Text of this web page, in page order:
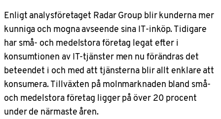
Enligt analysföretaget Radar Group blir kunderna mer
kunniga och mogna avseende sina IT-inköp. Tidigare
har små- och medelstora företag legat efter i
konsumtionen av IT-tjänster men nu förändras det
beteendet i och med att tjänsterna blir allt enklare att
konsumera. Tillväxten på molnmarknaden bland små-
och medelstora företag ligger på över 20 procent
under de närmaste åren.